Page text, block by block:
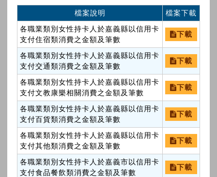
檔案說明
檔案下載
各職業類別女性持卡人於嘉義縣以信用卡
支付住宿類消費之金額及筆數
下載
各職業類別女性持卡人於嘉義縣以信用卡
支付交通類消費之金額及筆數
下載
各職業類別女性持卡人於嘉義縣以信用卡
支付文教康樂相關消費之金額及筆數
下載
各職業類別女性持卡人於嘉義縣以信用卡
支付百貨類消費之金額及筆數
下載
各職業類別女性持卡人於嘉義縣以信用卡
支付其他類消費之金額及筆數
下載
各職業類別女性持卡人於嘉義市以信用卡
支付食品餐飲類消費之金額及筆數
下載